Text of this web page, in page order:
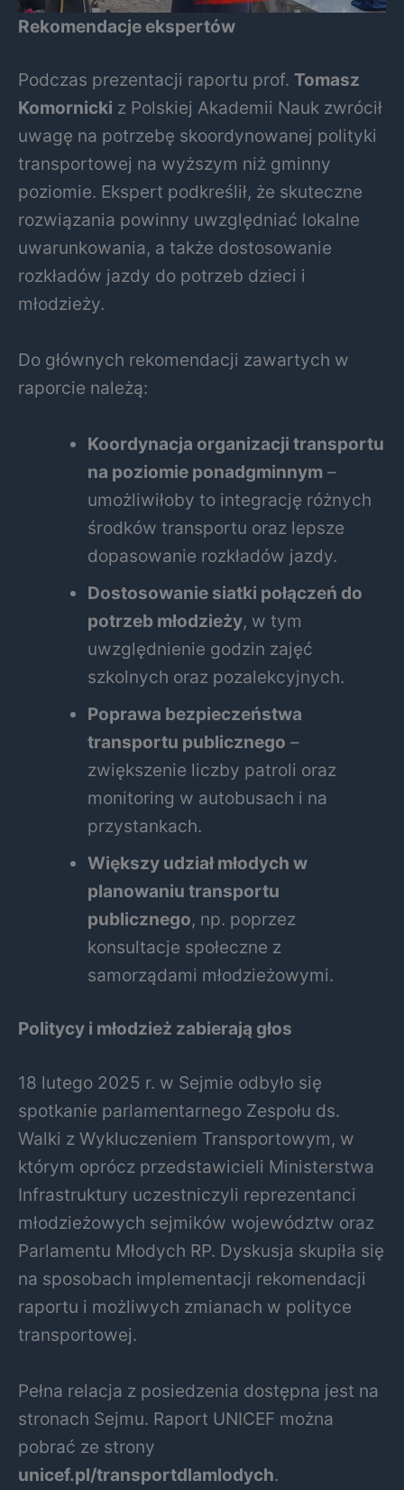
Rekomendacje ekspertów
Podczas prezentacji raportu prof. Tomasz
Komornicki z Polskiej Akademii Nauk zwrócił
uwagę na potrzebę skoordynowanej polityki
transportowej na wyższym niż gminny
poziomie. Ekspert podkreślił, że skuteczne
rozwiązania powinny uwzględniać lokalne
uwarunkowania, a także dostosowanie
rozkładów jazdy do potrzeb dzieci i
młodzieży.
Do głównych rekomendacji zawartych w
raporcie należą:
Koordynacja organizacji transportu
na poziomie ponadgminnym –
umożliwiłoby to integrację różnych
środków transportu oraz lepsze
dopasowanie rozkładów jazdy.
Dostosowanie siatki połączeń do
potrzeb młodzieży, w tym
uwzględnienie godzin zajęć
szkolnych oraz pozalekcyjnych.
Poprawa bezpieczeństwa
transportu publicznego –
zwiększenie liczby patroli oraz
monitoring w autobusach i na
przystankach.
Większy udział młodych w
planowaniu transportu
publicznego, np. poprzez
konsultacje społeczne z
samorządami młodzieżowymi.
Politycy i młodzież zabierają głos
18 lutego 2025 r. w Sejmie odbyło się
spotkanie parlamentarnego Zespołu ds.
Walki z Wykluczeniem Transportowym, w
którym oprócz przedstawicieli Ministerstwa
Infrastruktury uczestniczyli reprezentanci
młodzieżowych sejmików województw oraz
Parlamentu Młodych RP. Dyskusja skupiła się
na sposobach implementacji rekomendacji
raportu i możliwych zmianach w polityce
transportowej.
Pełna relacja z posiedzenia dostępna jest na
stronach Sejmu. Raport UNICEF można
pobrać ze strony
unicef.pl/transportdlamlodych.